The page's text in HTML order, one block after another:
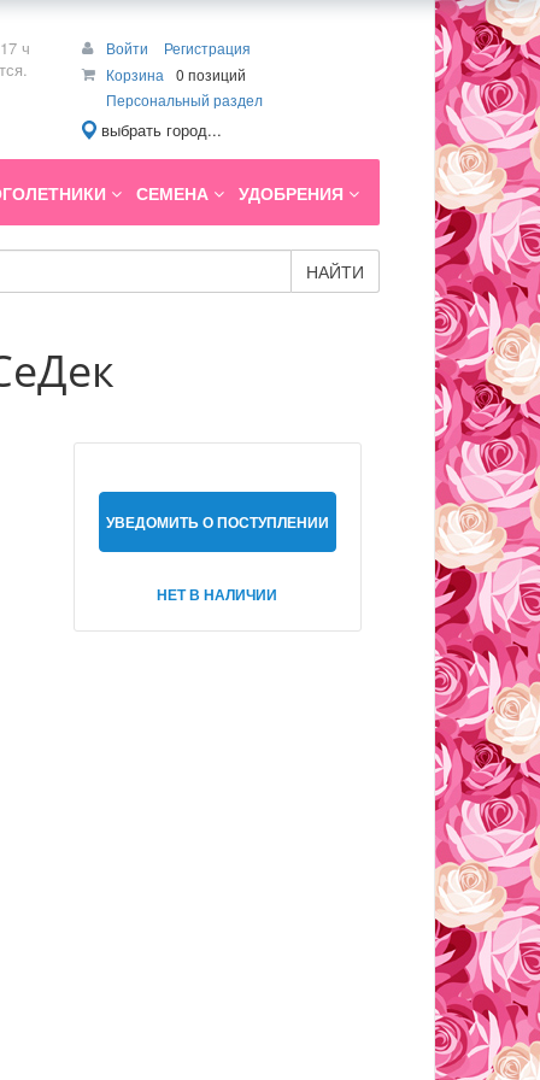
ч
Войти
Регистрация
Корзина
0 позиций
Персональный раздел
выбрать город...
СЕМЕНА УДОБРЕНИЯ
НАЙТИ
УВЕДОМИТЬ О ПОСТУПЛЕНИИ
НЕТ В НАЛИЧИИ